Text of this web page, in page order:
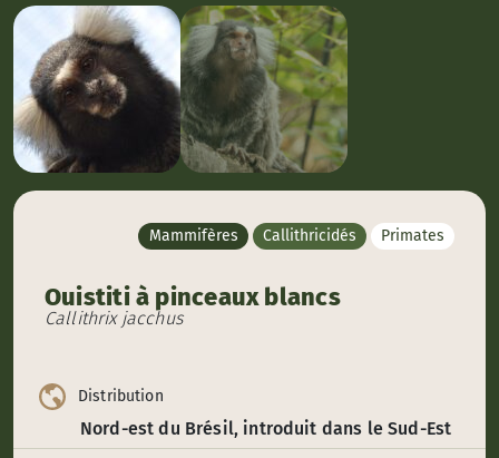
Mammifères Callithricidés Primates
Ouistiti à pinceaux blancs
Callithrix jacchus
Distribution
Nord-est du Brésil, introduit dans le Sud-Est